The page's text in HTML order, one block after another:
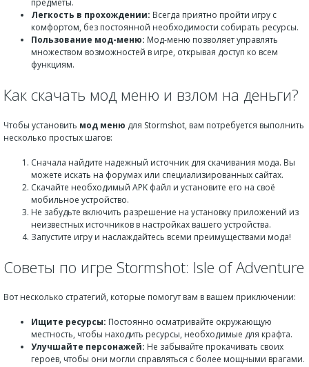
предметы.
Легкость в прохождении: Всегда приятно пройти игру с
комфортом, без постоянной необходимости собирать ресурсы.
Пользование мод-меню: Мод-меню позволяет управлять
множеством возможностей в игре, открывая доступ ко всем
функциям.
Как скачать мод меню и взлом на деньги?
Чтобы установить мод меню для Stormshot, вам потребуется выполнить
несколько простых шагов:
Сначала найдите надежный источник для скачивания мода. Вы
можете искать на форумах или специализированных сайтах.
Скачайте необходимый APK файл и установите его на своё
мобильное устройство.
Не забудьте включить разрешение на установку приложений из
неизвестных источников в настройках вашего устройства.
Запустите игру и наслаждайтесь всеми преимуществами мода!
Советы по игре Stormshot: Isle of Adventure
Вот несколько стратегий, которые помогут вам в вашем приключении:
Ищите ресурсы: Постоянно осматривайте окружающую
местность, чтобы находить ресурсы, необходимые для крафта.
Улучшайте персонажей: Не забывайте прокачивать своих
героев, чтобы они могли справляться с более мощными врагами.